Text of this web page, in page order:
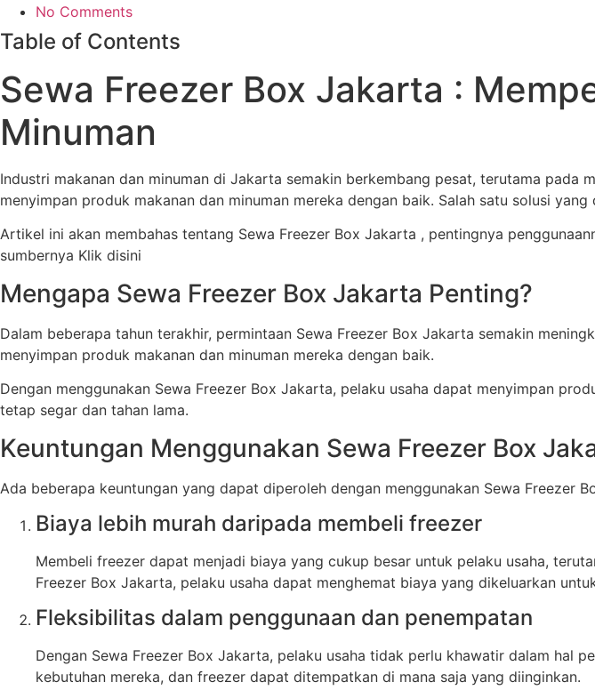
No Comments
Table of Contents
Sewa Freezer Box Jakarta :
Minuman
Industri makanan dan minuman di Jakarta semakin berkembang pesat, terutama pada
menyimpan produk makanan dan minuman mereka dengan baik. Salah satu solusi
Artikel ini akan membahas tentang Sewa Freezer Box Jakarta , pentingnya
sumbernya Klik disini
Mengapa Sewa Freezer Box Jakarta Penting?
Dalam beberapa tahun terakhir, permintaan Sewa Freezer Box Jakarta semakin
menyimpan produk makanan dan minuman mereka dengan baik.
Dengan menggunakan Sewa Freezer Box Jakarta, pelaku usaha dapat menyimpan
tetap segar dan tahan lama.
Keuntungan Menggunakan Sewa Freezer Box
Ada beberapa keuntungan yang dapat diperoleh dengan menggunakan Sewa Freezer
Biaya lebih murah daripada membeli freezer
Membeli freezer dapat menjadi biaya yang cukup besar untuk pelaku usaha,
Freezer Box Jakarta, pelaku usaha dapat menghemat biaya yang dikeluarkan
Fleksibilitas dalam penggunaan dan penempatan
Dengan Sewa Freezer Box Jakarta, pelaku usaha tidak perlu khawatir dalam hal
kebutuhan mereka, dan freezer dapat ditempatkan di mana saja yang diinginkan.